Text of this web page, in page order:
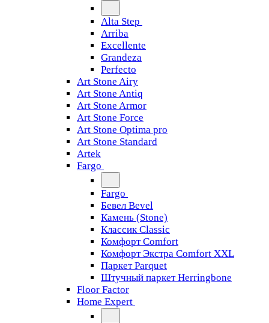
Alta Step
Arriba
Excellente
Grandeza
Perfecto
Art Stone Airy
Art Stone Antiq
Art Stone Armor
Art Stone Force
Art Stone Optima pro
Art Stone Standard
Artek
Fargo
Fargo
Бевел Bevel
Камень (Stone)
Классик Classic
Комфорт Comfort
Комфорт Экстра Comfort XXL
Паркет Parquet
Штучный паркет Herringbone
Floor Factor
Home Expert